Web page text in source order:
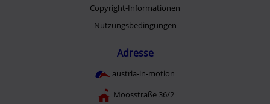
Copyright-Informationen
Nutzungsbedingungen
Adresse
austria-in-motion
Moosstraße 36/2